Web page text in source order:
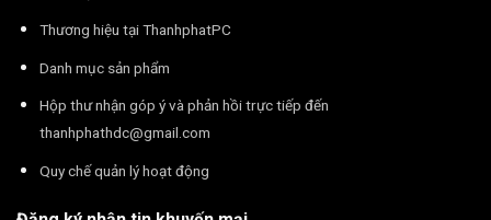
Thương hiệu tại ThanhphatPC
Danh mục sản phẩm
Hộp thư nhận góp ý và phản hồi trực tiếp đến
thanhphathdc@gmail.com
Quy chế quản lý hoạt động